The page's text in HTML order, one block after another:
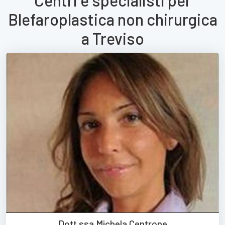
Blefaroplastica non chirurgica
a Treviso